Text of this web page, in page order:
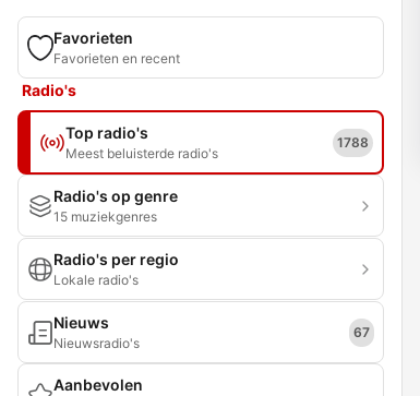
Favorieten
Favorieten en recent
Radio's
Top radio's
Meest beluisterde radio's
1788
Radio's op genre
15 muziekgenres
Radio's per regio
Lokale radio's
Nieuws
Nieuwsradio's
67
Aanbevolen